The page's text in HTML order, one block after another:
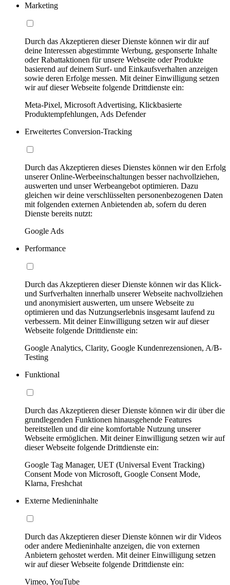
Marketing
Durch das Akzeptieren dieser Dienste können wir dir auf
deine Interessen abgestimmte Werbung, gesponserte Inhalte
oder Rabattaktionen für unsere Webseite oder Produkte
basierend auf deinem Surf- und Einkaufsverhalten anzeigen
sowie deren Erfolge messen. Mit deiner Einwilligung setzen
wir auf dieser Webseite folgende Drittdienste ein:
Meta-Pixel, Microsoft Advertising, Klickbasierte
Produktempfehlungen, Ads Defender
Erweitertes Conversion-Tracking
Durch das Akzeptieren dieses Dienstes können wir den Erfolg
unserer Online-Werbeeinschaltungen besser nachvollziehen,
auswerten und unser Werbeangebot optimieren. Dazu
gleichen wir deine verschlüsselten personenbezogenen Daten
mit folgenden externen Anbietenden ab, sofern du deren
Dienste bereits nutzt:
Google Ads
Performance
Durch das Akzeptieren dieser Dienste können wir das Klick-
und Surfverhalten innerhalb unserer Webseite nachvollziehen
und anonymisiert auswerten, um unsere Webseite zu
optimieren und das Nutzungserlebnis insgesamt laufend zu
verbessern. Mit deiner Einwilligung setzen wir auf dieser
Webseite folgende Drittdienste ein:
Google Analytics, Clarity, Google Kundenrezensionen, A/B-
Testing
Funktional
Durch das Akzeptieren dieser Dienste können wir dir über die
grundlegenden Funktionen hinausgehende Features
bereitstellen und dir eine komfortable Nutzung unserer
Webseite ermöglichen. Mit deiner Einwilligung setzen wir auf
dieser Webseite folgende Drittdienste ein:
Google Tag Manager, UET (Universal Event Tracking)
Consent Mode von Microsoft, Google Consent Mode,
Klarna, Freshchat
Externe Medieninhalte
Durch das Akzeptieren dieser Dienste können wir dir Videos
oder andere Medieninhalte anzeigen, die von externen
Anbietern gehostet werden. Mit deiner Einwilligung setzen
wir auf dieser Webseite folgende Drittdienste ein:
Vimeo, YouTube